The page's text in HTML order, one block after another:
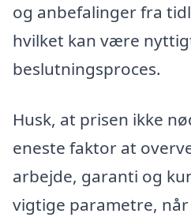
og anbefalinger fra
hvilket kan være
beslutningsproces.
Husk, at prisen ikke
eneste faktor at
arbejde, garanti og
vigtige parametre,